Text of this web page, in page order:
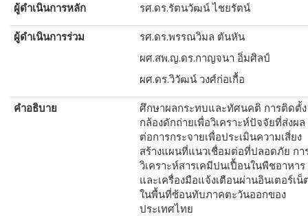
ผู้ดำเนินการหลัก รศ.ดร.รัตนวัฒน์ ไชยรัตน์
ผู้ดำเนินการร่วม
รศ.ดร.พรรณวิมล ตันหัน
ผศ.สพ.ญ.ดร.กาญจนา อิ่มศิลป์
ผศ.ดร.วิวัฒน์ วงศ์ก่อเกื้อ
คำอธิบาย
ศึกษาผลกระทบและทัศนคติ การติดตั้ง
กล้องดักถ่ายเพื่อวิเคราะห์ปัจจัยที่ส่งผล
ต่อการกระจายเพื่อประเมินความเสี่ยง
สร้างแผนที่แนวเชื่อมต่อที่ปลอดภัย กา
วิเคราะห์สารเคมีปนเปื้อนในพืชอาหาร
และเครื่องมือแจ้งเตือนผ่านอินเตอร์เน็
ในพื้นที่ซ้อนทับภาคตะวันออกของ
ประเทศไทย